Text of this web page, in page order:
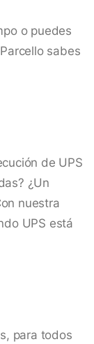
o puedes
sabes
de UPS
¿Un
nuestra
UPS está
para todos